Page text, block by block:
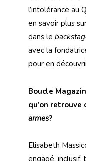
l’intolérance au
en savoir plus
dans le
avec la
pour en
Boucle
qu’on retrouve
armes?
Elisabeth
engagé, inclusif,